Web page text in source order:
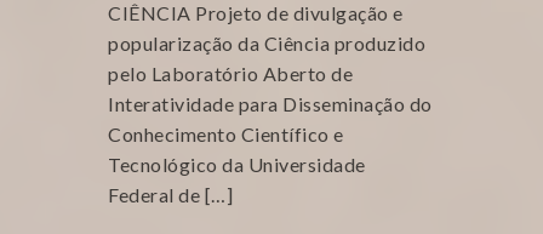
CIÊNCIA Projeto de divulgação e
popularização da Ciência produzido
pelo Laboratório Aberto de
Interatividade para Disseminação do
Conhecimento Científico e
Tecnológico da Universidade
Federal de […]